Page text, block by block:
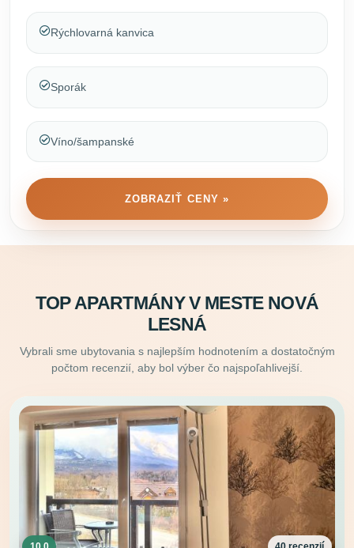
Rýchlovarná kanvica
Sporák
Víno/šampanské
ZOBRAZIŤ CENY »
TOP APARTMÁNY V MESTE NOVÁ
LESNÁ
Vybrali sme ubytovania s najlepším hodnotením a dostatočným
počtom recenzií, aby bol výber čo najspoľahlivejší.